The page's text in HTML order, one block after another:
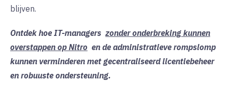
blijven.
Ontdek hoe IT-managers zonder onderbreking kunnen
overstappen op Nitro en de administratieve rompslomp
kunnen verminderen met gecentraliseerd licentiebeheer
en robuuste ondersteuning.